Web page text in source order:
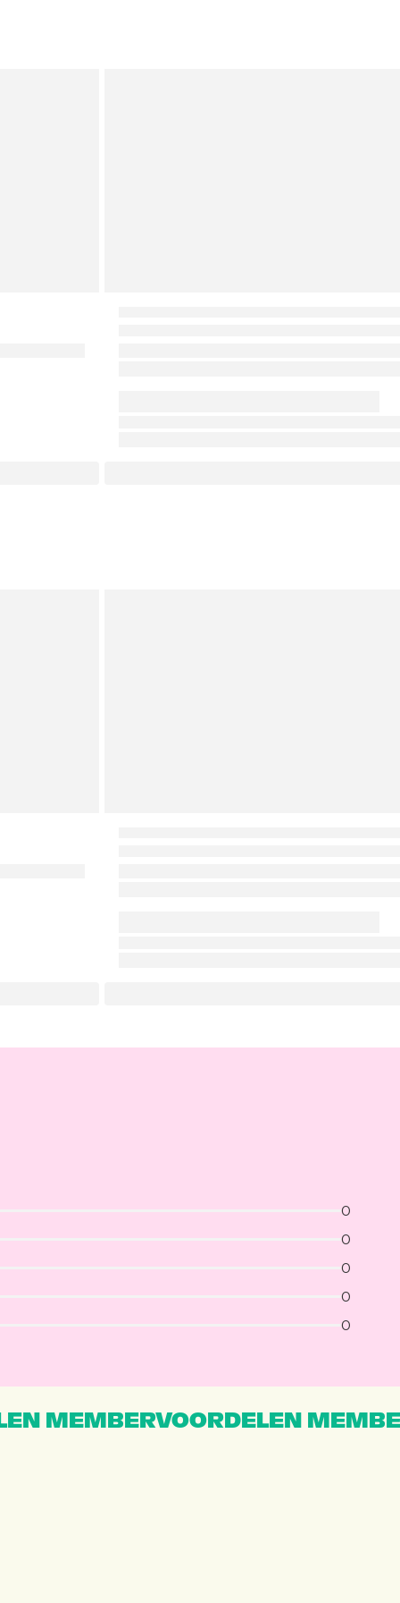
0
0
0
0
0
MEMBERVOORDELEN